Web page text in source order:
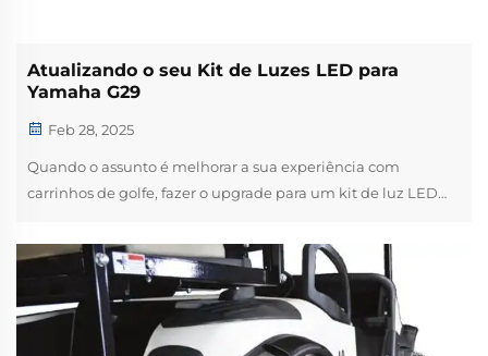
Atualizando o seu Kit de Luzes LED para
Yamaha G29
Feb 28, 2025
Quando o assunto é melhorar a sua experiência com
carrinhos de golfe, fazer o upgrade para um kit de luz LED
você pode fazer. Isso não apenas melhora a visibilidade
durante as partidas no início da manhã ou no final da tarde,